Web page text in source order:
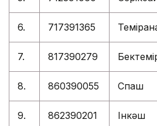
6. 717391365
7. 817390279
8. 860390055 Спаш
9. 862390201 Інкәш